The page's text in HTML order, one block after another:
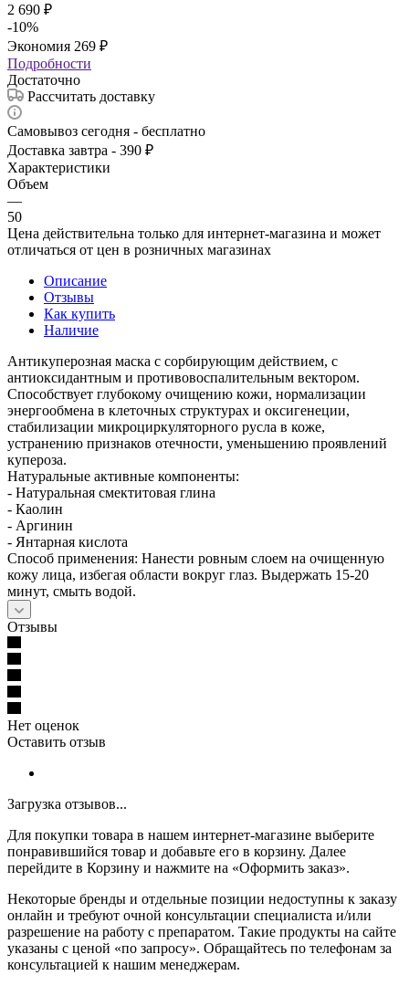
2 690 ₽
-10%
Экономия 269 ₽
Подробности
Достаточно
Рассчитать доставку
Самовывоз сегодня - бесплатно
Доставка завтра - 390 ₽
Характеристики
Объем
—
50
Цена действительна только для интернет-магазина и может
отличаться от цен в розничных магазинах
Описание
Отзывы
Как купить
Наличие
Антикуперозная маска с сорбирующим действием, с
антиоксидантным и противовоспалительным вектором.
Способствует глубокому очищению кожи, нормализации
энергообмена в клеточных структурах и оксигенеции,
стабилизации микроциркуляторного русла в коже,
устранению признаков отечности, уменьшению проявлений
купероза.
Натуральные активные компоненты:
- Натуральная смектитовая глина
- Каолин
- Аргинин
- Янтарная кислота
Способ применения: Нанести ровным слоем на очищенную
кожу лица, избегая области вокруг глаз. Выдержать 15-20
минут, смыть водой.
Отзывы
Нет оценок
Оставить отзыв
Загрузка отзывов...
Для покупки товара в нашем интернет-магазине выберите
понравившийся товар и добавьте его в корзину. Далее
перейдите в Корзину и нажмите на «Оформить заказ».
Некоторые бренды и отдельные позиции недоступны к заказу
онлайн и требуют очной консультации специалиста и/или
разрешение на работу с препаратом. Такие продукты на сайте
указаны с ценой «по запросу». Обращайтесь по телефонам за
консультацией к нашим менеджерам.